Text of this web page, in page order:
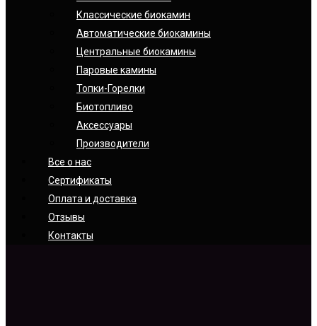
Классические биокамин
Автоматические биокамины
Центральные биокамины
Паровые камины
Топки-Горелки
Биотопливо
Аксессуары
Производители
Все о нас
Сертификаты
Оплата и доставка
Отзывы
Контакты